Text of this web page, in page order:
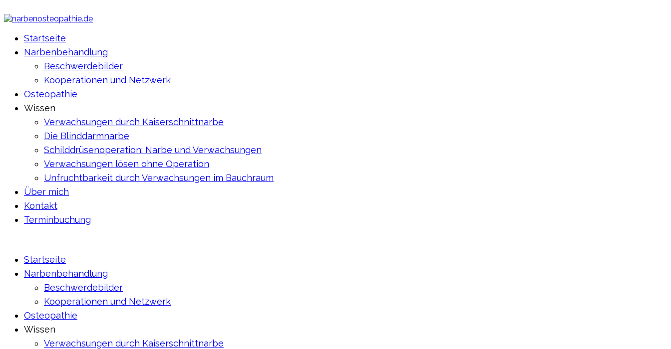
Startseite
Narbenbehandlung
Beschwerdebilder
Kooperationen und Netzwerk
Osteopathie
Wissen
Verwachsungen durch Kaiserschnittnarbe
Die Blinddarmnarbe
Schilddrüsenoperation: Narbe und Verwachsungen
Verwachsungen lösen ohne Operation
Unfruchtbarkeit durch Verwachsungen im Bauchraum
Über mich
Kontakt
Terminbuchung
Startseite
Narbenbehandlung
Beschwerdebilder
Kooperationen und Netzwerk
Osteopathie
Wissen
Verwachsungen durch Kaiserschnittnarbe